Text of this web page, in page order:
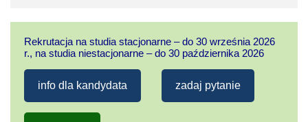
Rekrutacja na studia stacjonarne – do 30 września 2026
r., na studia niestacjonarne – do 30 października 2026
info dla kandydata zadaj pytanie